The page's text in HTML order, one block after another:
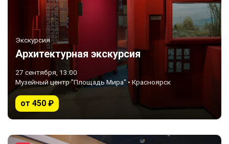
Экскурсия
Архитектурная экскурсия
27 сентября, 13:00
Музейный центр "Площадь Мира" • Красноярск
от 450 ₽